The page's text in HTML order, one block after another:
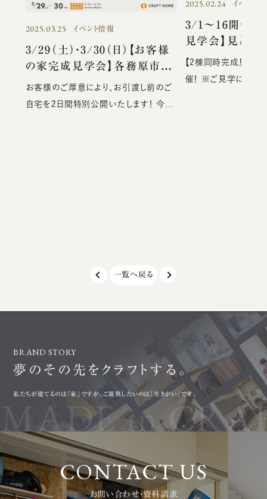
2025.03.25 イベント情報
3/29（土）・3/30（日）【お客様
の家完成見学会】各務原市前
渡西町にて開催！！
お客様のご厚意により、お引渡し前のご
自宅を2日間特別公開いたします！ 今週
ープンキッチンとなっており、家族皆でキ
大容量のパントリーもキッチン脇に完備
しています。 その他にも使い勝手を考え
た水廻りや性能面にもこだわった見どこ
ろ満載のお家が完成しました。 是非、家
づくりの参考にご来場ください。 スタッ
フ一同、みなさまのお越しを心よりお待
ちしております。 こんな方はぜひご見学
ください！！ クラフトホームの注文住宅の
実例をみたい 自分たちの暮らしに合っ
2025.02.24 イベント
3/1～16開催
見学会】見どこ
【2棟同時完成見学
催！ ※ご見学には事
一覧へ戻る
BRAND STORY
夢のその先を クラフトする。
私たちが建てるのは「家」ですが、ご提供したいのは「生きがい」です。
CONTACT US
お問い合わせ・資料請求